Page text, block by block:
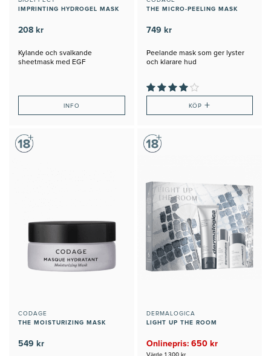
IMPRINTING HYDROGEL MASK
208 kr
Kylande och svalkande
sheetmask med EGF
INFO
THE MICRO-PEELING MASK
749 kr
Peelande mask som ger lyster
och klarare hud
KÖP +
CODAGE
THE MOISTURIZING MASK
549 kr
DERMALOGICA
LIGHT UP THE ROOM
Onlinepris: 650 kr
Värde 1 300 kr